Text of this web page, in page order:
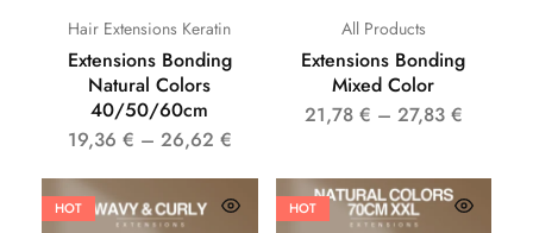
Hair Extensions Keratin
Extensions Bonding
Natural Colors
40/50/60cm
19,36 € – 26,62 €
All Products
Extensions Bonding
Mixed Color
21,78 € – 27,83 €
HOT HOT